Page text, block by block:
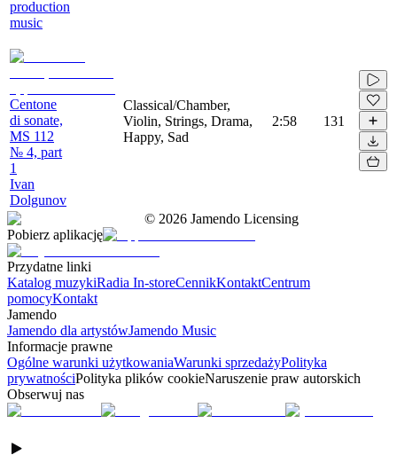
production
music
Centone
di sonate,
MS 112
№ 4, part
1
Ivan
Dolgunov
Classical/Chamber,
Violin, Strings, Drama,
Happy, Sad
2:58 131
© 2026 Jamendo Licensing
Pobierz aplikację
Przydatne linki
Katalog muzykiRadia In-storeCennikKontaktCentrum
pomocyKontakt
Jamendo
Jamendo dla artystówJamendo Music
Informacje prawne
Ogólne warunki użytkowaniaWarunki sprzedażyPolityka
prywatnościPolityka plików cookieNaruszenie praw autorskich
Obserwuj nas